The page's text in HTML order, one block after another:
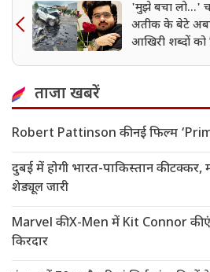
'मुझे बचा लो...'
अतीक के बेटे
आखिरी शब्दों को
ताजा खबरें
Robert Pattinson की नई फिल्म
दुबई में होगी भारत-पाकिस्तान की
शेड्यूल जारी
Marvel की X-Men में Kit Connor की
किरदार